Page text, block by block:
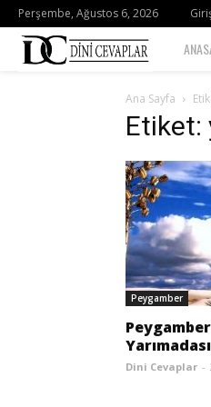
Perşembe, Ağustos 6, 2026
Dini
Ana Sayfa
Etiket:
Peygamber
Dini Cevaplar -